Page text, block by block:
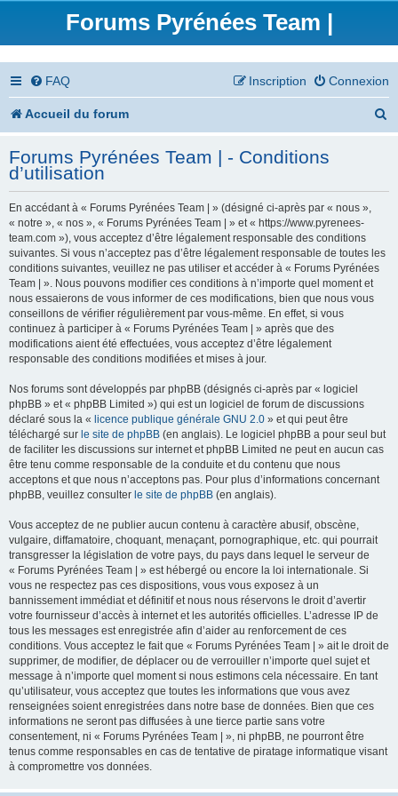
Forums Pyrénées Team |
FAQ Connexion
Inscription
Accueil du forum
h
Forums Pyrénées Team | - Conditions
d’utilisation
En accédant à « Forums Pyrénées Team | » (désigné ci-après par « nous »,
« notre », « nos », « Forums Pyrénées Team | » et « https://www.pyrenees-
team.com »), vous acceptez d’être légalement responsable des conditions
suivantes. Si vous n’acceptez pas d’être légalement responsable de toutes les
conditions suivantes, veuillez ne pas utiliser et accéder à « Forums Pyrénées
Team | ». Nous pouvons modifier ces conditions à n’importe quel moment et
nous essaierons de vous informer de ces modifications, bien que nous vous
conseillons de vérifier régulièrement par vous-même. En effet, si vous
continuez à participer à « Forums Pyrénées Team | » après que des
modifications aient été effectuées, vous acceptez d’être légalement
responsable des conditions modifiées et mises à jour.
Nos forums sont développés par phpBB (désignés ci-après par « logiciel
phpBB » et « phpBB Limited ») qui est un logiciel de forum de discussions
déclaré sous la « licence publique générale GNU 2.0 » et qui peut être
téléchargé sur le site de phpBB (en anglais). Le logiciel phpBB a pour seul but
de faciliter les discussions sur internet et phpBB Limited ne peut en aucun cas
être tenu comme responsable de la conduite et du contenu que nous
acceptons et que nous n’acceptons pas. Pour plus d’informations concernant
phpBB, veuillez consulter le site de phpBB (en anglais).
Vous acceptez de ne publier aucun contenu à caractère abusif, obscène,
vulgaire, diffamatoire, choquant, menaçant, pornographique, etc. qui pourrait
transgresser la législation de votre pays, du pays dans lequel le serveur de
« Forums Pyrénées Team | » est hébergé ou encore la loi internationale. Si
vous ne respectez pas ces dispositions, vous vous exposez à un
bannissement immédiat et définitif et nous nous réservons le droit d’avertir
votre fournisseur d’accès à internet et les autorités officielles. L’adresse IP de
tous les messages est enregistrée afin d’aider au renforcement de ces
conditions. Vous acceptez le fait que « Forums Pyrénées Team | » ait le droit de
supprimer, de modifier, de déplacer ou de verrouiller n’importe quel sujet et
message à n’importe quel moment si nous estimons cela nécessaire. En tant
qu’utilisateur, vous acceptez que toutes les informations que vous avez
renseignées soient enregistrées dans notre base de données. Bien que ces
informations ne seront pas diffusées à une tierce partie sans votre
consentement, ni « Forums Pyrénées Team | », ni phpBB, ne pourront être
tenus comme responsables en cas de tentative de piratage informatique visant
à compromettre vos données.